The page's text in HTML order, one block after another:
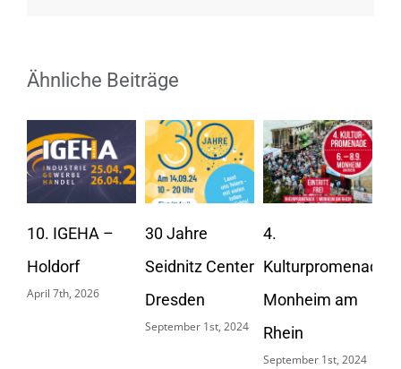
Ähnliche Beiträge
10. IGEHA –
Holdorf
April 7th, 2026
30 Jahre
Seidnitz Center
Dresden
September 1st, 2024
4.
Kulturpromenade
Monheim am
Rhein
September 1st, 2024